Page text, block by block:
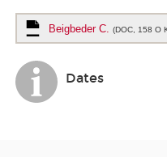
Beigbeder C. (DOC, 158 O
Dates